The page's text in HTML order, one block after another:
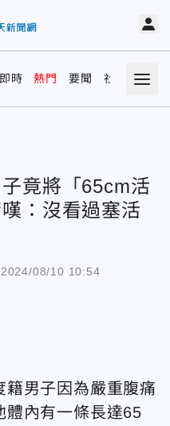
即時 熱門 要聞 社會 娛樂
子竟將「65cm活
：沒看過塞活
2024/08/10 10:54
男子因為嚴重腹痛
體內有一條長達65